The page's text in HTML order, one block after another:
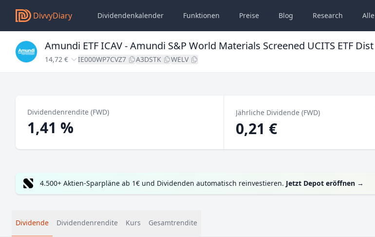
DivvyDiary Dividendenkalender Funktionen Preise Blog Research Alle
Amundi ETF ICAV - Amundi S&P World Materials Screened UCITS ETF Dist
14,72 € IE000WP7CVZ7 A3DSTK WELV
Dividendenrendite (FWD)
1,41 %
Jährliche Dividende (FWD)
0,21 €
4.500+ Aktien-Sparpläne ab 1€ und Dividenden automatisch reinvestieren. Jetzt Depot eröffnen →
Dividende Dividendenrendite Kurs Gesamtrendite